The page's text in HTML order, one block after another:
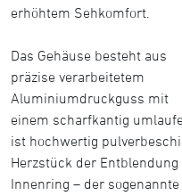
erhöhtem Sehkomfort.
Das Gehäuse besteht aus
präzise verarbeitetem
Aluminiumdruckguss mit
einem scharfkantig
ist hochwertig
Herzstück der
Innenring – der